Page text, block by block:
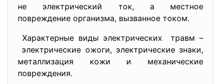
не электрический ток, а местное
повреждение организма, вызванное током.
Характерные виды электрических травм –
электрические ожоги, электрические знаки,
металлизация кожи и механические
повреждения.